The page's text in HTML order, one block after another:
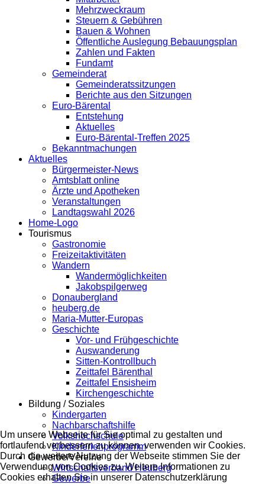
Mehrzweckraum
Steuern & Gebühren
Bauen & Wohnen
Öffentliche Auslegung Bebauungsplan
Zahlen und Fakten
Fundamt
Gemeinderat
Gemeinderatssitzungen
Berichte aus den Sitzungen
Euro-Bärental
Entstehung
Aktuelles
Euro-Bärental-Treffen 2025
Bekanntmachungen
Aktuelles
Bürgermeister-News
Amtsblatt online
Ärzte und Apotheken
Veranstaltungen
Landtagswahl 2026
Home-Logo
Tourismus
Gastronomie
Freizeitaktivitäten
Wandern
Wandermöglichkeiten
Jakobspilgerweg
Donaubergland
heuberg.de
Maria-Mutter-Europas
Geschichte
Vor- und Frühgeschichte
Auswanderung
Sitten-Kontrollbuch
Zeittafel Bärenthal
Zeittafel Ensisheim
Kirchengeschichte
Bildung / Soziales
Kindergarten
Nachbarschaftshilfe
Volkshochschule
Kinderferienprogramm
Gewerbe/Vereine
Wirtschaftsverband Heuberg
Gewerbe
Um unsere Webseite für Sie optimal zu gestalten und
fortlaufend verbessern zu können, verwenden wir Cookies.
Durch die weitere Nutzung der Webseite stimmen Sie der
Verwendung von Cookies zu. Weitere Informationen zu
Cookies erhalten Sie in unserer Datenschutzerklärung